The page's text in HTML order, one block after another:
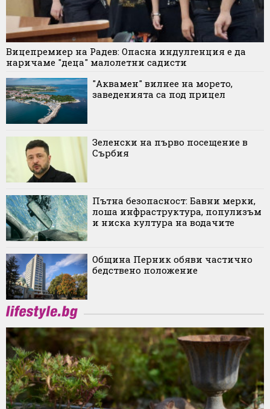
Вицепремиер на Радев: Опасна индулгенция е да
наричаме "деца" малолетни садисти
"Аквамен" вилнее на морето,
заведенията са под прицел
Зеленски на първо посещение в
Сърбия
Пътна безопасност: Бавни мерки,
лоша инфраструктура, популизъм
и ниска култура на водачите
Община Перник обяви частично
бедствено положение